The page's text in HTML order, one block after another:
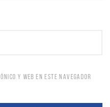
Y WEB EN ESTE NAVEGADOR